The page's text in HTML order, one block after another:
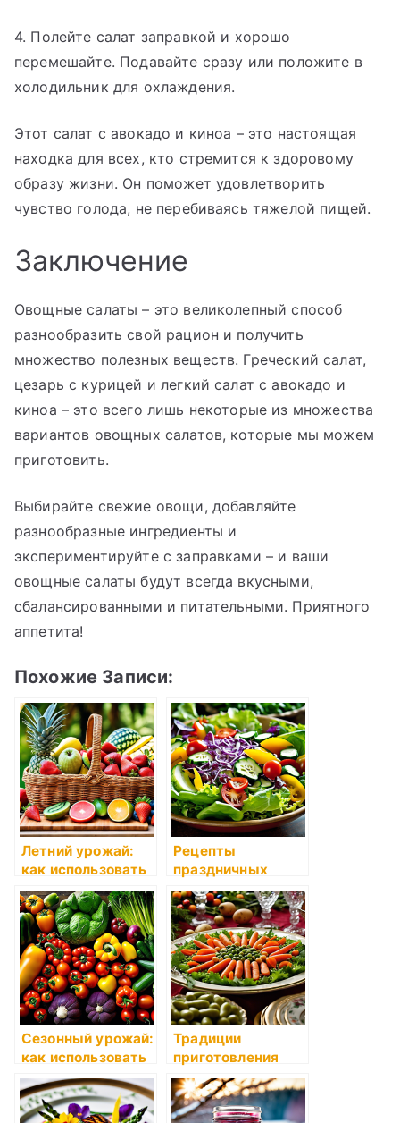
4. Полейте салат заправкой и хорошо
перемешайте. Подавайте сразу или положите в
холодильник для охлаждения.
Этот салат с авокадо и киноа – это настоящая
находка для всех, кто стремится к здоровому
образу жизни. Он поможет удовлетворить
чувство голода, не перебиваясь тяжелой пищей.
Заключение
Овощные салаты – это великолепный способ
разнообразить свой рацион и получить
множество полезных веществ. Греческий салат,
цезарь с курицей и легкий салат с авокадо и
киноа – это всего лишь некоторые из множества
вариантов овощных салатов, которые мы можем
приготовить.
Выбирайте свежие овощи, добавляйте
разнообразные ингредиенты и
экспериментируйте с заправками – и ваши
овощные салаты будут всегда вкусными,
сбалансированными и питательными. Приятного
аппетита!
Похожие Записи:
Летний урожай:
как использовать
свежие овощи и
фрукты на
пикнике и в
салатах
Рецепты
праздничных
салатов на все
случаи жизни
Сезонный урожай:
как использовать
свежие овощи и
фрукты в
кулинарии
Традиции
приготовления
праздничных
салатов: Оливье и
Шуба